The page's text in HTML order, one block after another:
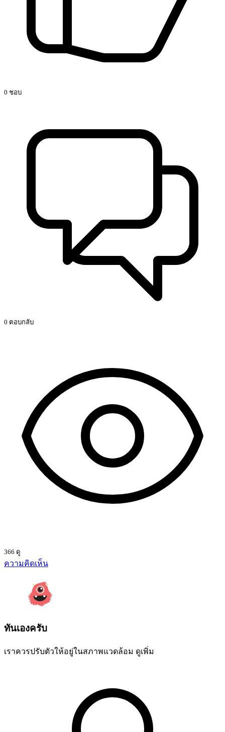
0 ชอบ
0 ตอบกลับ
366 ดู
ความคิดเห็น
ทันเองครับ
เราควรปรับตัวให้อยู่ในสภาพแวดล้อม ดูเพิ่ม